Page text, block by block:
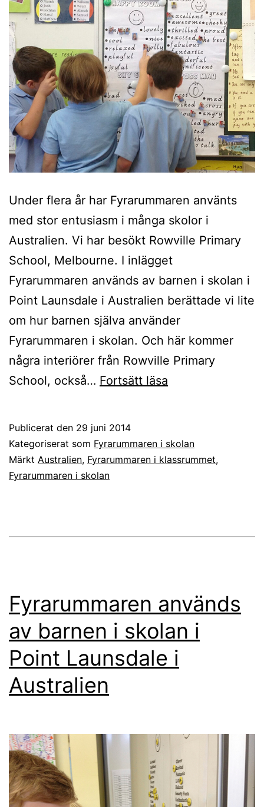
Under flera år har Fyrarummaren använts
med stor entusiasm i många skolor i
Australien. Vi har besökt Rowville Primary
School, Melbourne. I inlägget
Fyrarummaren används av barnen i skolan i
Point Launsdale i Australien berättade vi lite
om hur barnen själva använder
Fyrarummaren i skolan. Och här kommer
några interiörer från Rowville Primary
School, också… Fortsätt läsa
i
Australien
Publicerat den 29 juni 2014
Kategoriserat som Fyrarummaren i skolan
Märkt Australien, Fyrarummaren i klassrummet,
Fyrarummaren i skolan
Fyrarummaren används
av barnen i skolan i
Point Launsdale i
Australien